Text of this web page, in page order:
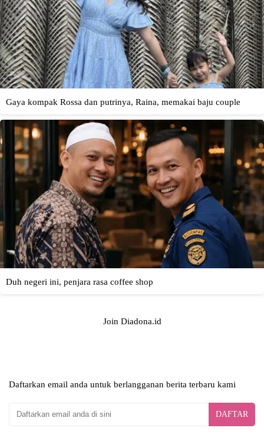
Join Diadona.id
Daftarkan email anda untuk berlangganan berita terbaru kami
DAFTAR